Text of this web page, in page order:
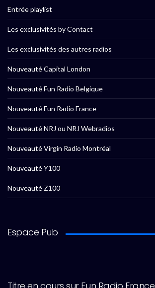
Entrée playlist
Les exclusivités by Contact
Les exclusivités des autres radios
Nouveauté Capital London
Nouveauté Fun Radio Belgique
Nouveauté Fun Radio France
Nouveauté NRJ ou NRJ Webradios
Nouveauté Virgin Radio Montréal
Nouveauté Y100
Nouveauté Z100
Espace Pub